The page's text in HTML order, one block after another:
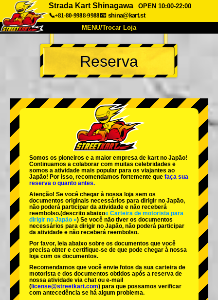
Strada Kart Shinagawa
OPEN 10:00-22:00
📞+81-80-9988-9988📧 shina@kart.st
MENU/Trocar Loja
INÍCIO
Sobre Especificações Preços
Empresa Reserva
Trocar Loja
Tokyo Shinagawa Tokyo Akihabara#1
Tokyo Akihabara#2
Tokyo Shibuya Annex Tokyo Bay
Tokyo Asakusa Osaka
Okinawa
Reserva
Somos os pioneiros e a maior empresa de kart no Japão!
Continuamos a colaborar com muitas celebridades e
somos a atividade mais popular para os viajantes ao
Japão! Por isso, recomendamos fortemente que faça sua
reserva o quanto antes.
Atenção! Se você chegar à nossa loja sem os
documentos originais necessários para dirigir no Japão,
não poderá participar da atividade e não receberá
reembolso.(descrito abaixo« Carteira de motorista para
dirigir no Japão ») Se você não tiver os documentos
necessários para dirigir no Japão, não poderá participar
da atividade e não receberá reembolso.
Por favor, leia abaixo sobre os documentos que você
precisa obter e certifique-se de que pode chegar à nossa
loja com os documentos.
Recomendamos que você envie fotos da sua carteira de
motorista e dos documentos obtidos após a reserva de
nossa atividade via chat ou e-mail
( license@streetkart.com) para que possamos verificar
com antecedência se há algum problema.